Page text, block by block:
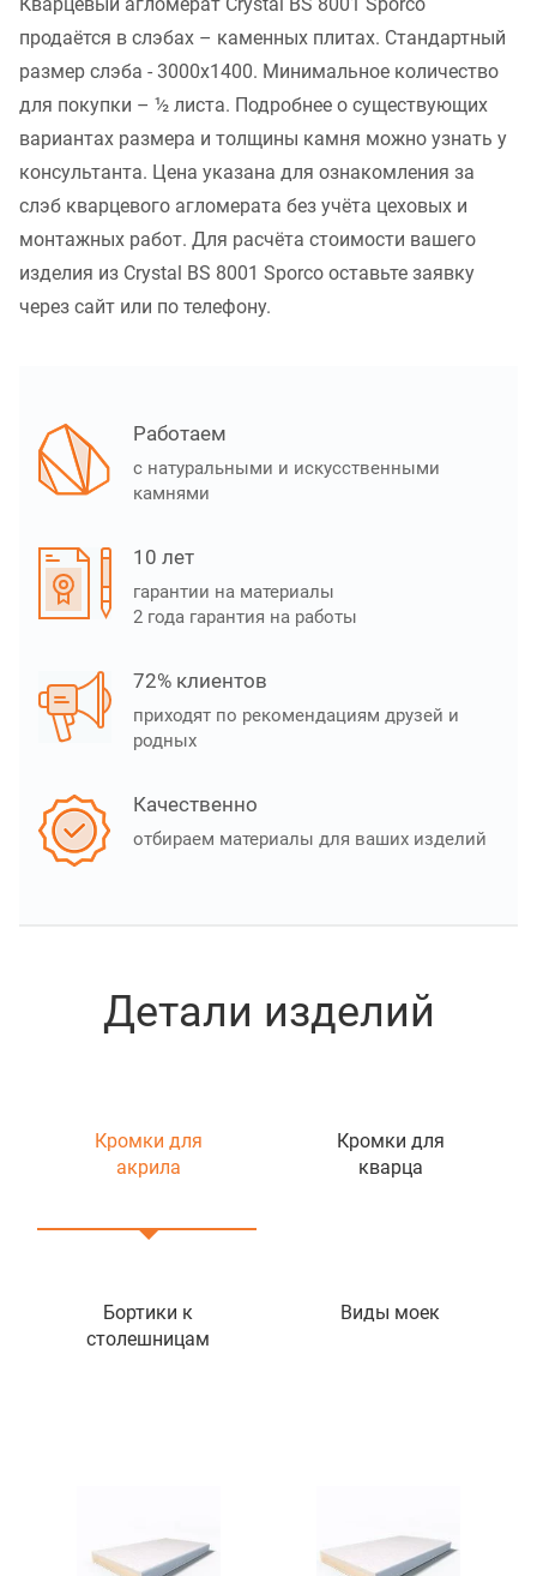
продаётся в слэбах – каменных плитах. Стандартный
размер слэба - 3000x1400. Минимальное количество
для покупки – ½ листа. Подробнее о существующих
вариантах размера и толщины камня можно узнать у
консультанта. Цена указана для ознакомления за
слэб кварцевого агломерата без учёта цеховых и
монтажных работ. Для расчёта стоимости вашего
изделия из Crystal BS 8001 Sporco оставьте заявку
через сайт или по телефону.
Работаем
с натуральными и искусственными
камнями
10 лет
гарантии на материалы
2 года гарантия на работы
72% клиентов
приходят по рекомендациям друзей и
родных
Качественно
отбираем материалы для ваших изделий
Детали изделий
Кромки для
акрила
Кромки для
кварца
Бортики к
столешницам
Виды моек